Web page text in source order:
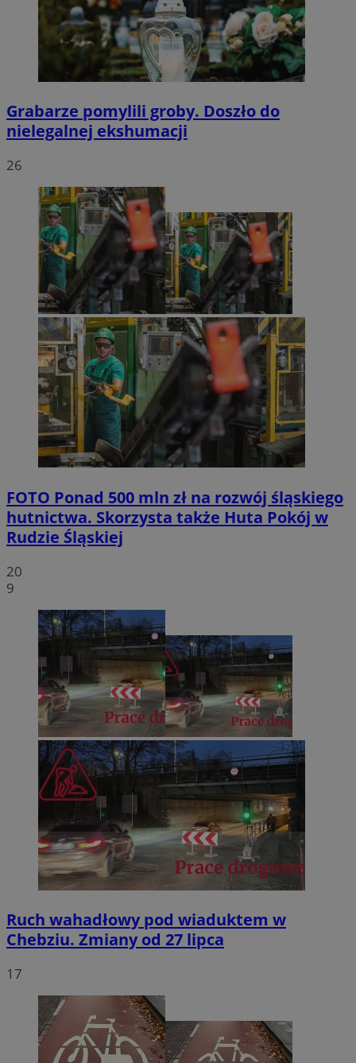
Grabarze pomylili groby. Doszło do
nielegalnej ekshumacji
26
FOTO Ponad 500 mln zł na rozwój śląskiego
hutnictwa. Skorzysta także Huta Pokój w
Rudzie Śląskiej
20
9
Ruch wahadłowy pod wiaduktem w
Chebziu. Zmiany od 27 lipca
17